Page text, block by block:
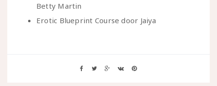
Betty Martin
Erotic Blueprint Course door Jaiya